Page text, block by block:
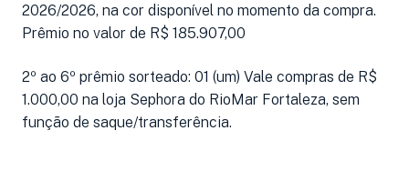
2026/2026, na cor disponível no momento da compra.
Prêmio no valor de R$ 185.907,00
2º ao 6º prêmio sorteado: 01 (um) Vale compras de R$
1.000,00 na loja Sephora do RioMar Fortaleza, sem
função de saque/transferência.